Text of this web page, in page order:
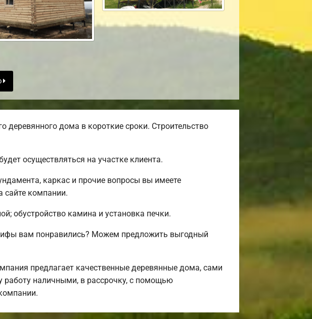
деревянного дома в короткие сроки. Строительство
осуществляться на участке клиента.
каркас и прочие вопросы вы имеете
сайте компании.
обустройство камина и установка печки.
вам понравились? Можем предложить выгодный
предлагает качественные деревянные дома, сами
работу наличными, в рассрочку, с помощью